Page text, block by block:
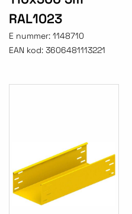
RAL1023
E nummer: 1148710
EAN kod: 3606481113221